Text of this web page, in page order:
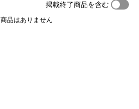
掲載終了商品を含む
商品はありません